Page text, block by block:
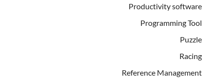
Productivity software
Programming Tool
Puzzle
Racing
Reference Management